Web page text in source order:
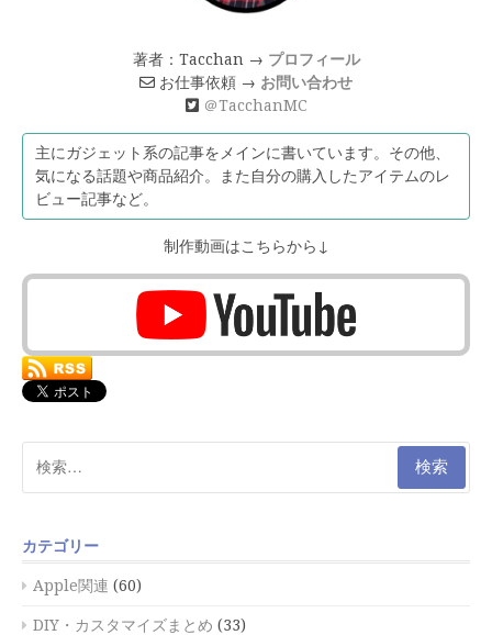
著者：Tacchan → プロフィール
お仕事依頼 → お問い合わせ
＠TacchanMC
主にガジェット系の記事をメインに書いています。その他、
気になる話題や商品紹介。また自分の購入したアイテムのレ
ビュー記事など。
制作動画はこちらから↓
索:
カテゴリー
Apple関連 (60)
DIY・カスタマイズまとめ (33)